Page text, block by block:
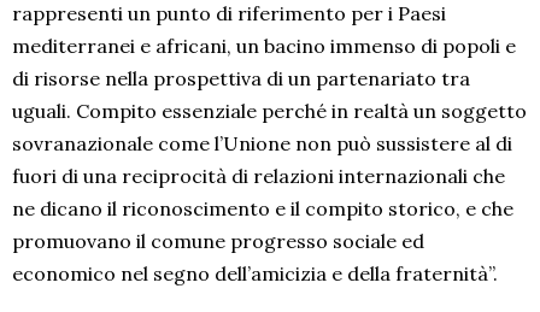
rappresenti un punto di riferimento per i Paesi
mediterranei e africani, un bacino immenso di popoli e
di risorse nella prospettiva di un partenariato tra
uguali. Compito essenziale perché in realtà un soggetto
sovranazionale come l’Unione non può sussistere al di
fuori di una reciprocità di relazioni internazionali che
ne dicano il riconoscimento e il compito storico, e che
promuovano il comune progresso sociale ed
economico nel segno dell’amicizia e della fraternità”.